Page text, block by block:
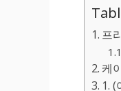
프
케
1.